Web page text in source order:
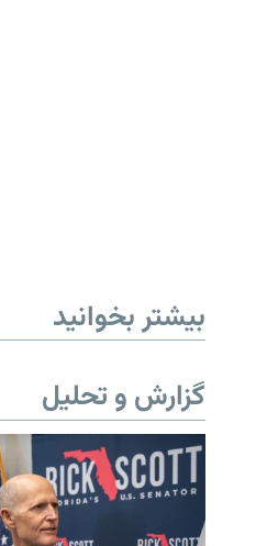
بیشتر بخوانید
گزارش و تحلیل